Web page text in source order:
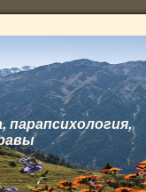
парапсихология,